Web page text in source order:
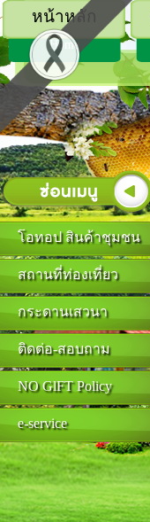
โอทอป สินค้าชุมชน
สถานที่ท่องเที่ยว
กระดานเสวนา
ติดต่อ-สอบถาม
NO GlFT Policy
e-service
หน้าหลัก
Home